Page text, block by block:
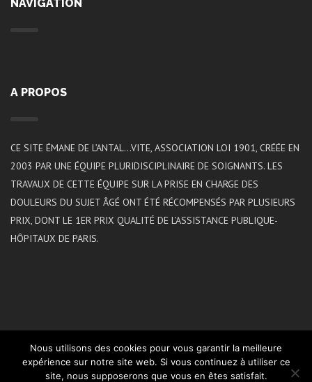
NAVIGATION
A PROPOS
CE SITE ÉMANE DE L’ANTAL…VITE, ASSOCIATION LOI 1901, CRÉÉE EN
2003 PAR UNE ÉQUIPE PLURIDISCIPLINAIRE DE SOIGNANTS. LES
TRAVAUX DE CETTE ÉQUIPE SUR LA PRISE EN CHARGE DES
DOULEURS DU SUJET ÂGÉ ONT ÉTÉ RÉCOMPENSÉS PAR PLUSIEURS
PRIX, DONT LE 1ER PRIX QUALITÉ DE L’ASSISTANCE PUBLIQUE-
HÔPITAUX DE PARIS.
Nous utilisons des cookies pour vous garantir la meilleure
expérience sur notre site web. Si vous continuez à utiliser ce
site, nous supposerons que vous en êtes satisfait.